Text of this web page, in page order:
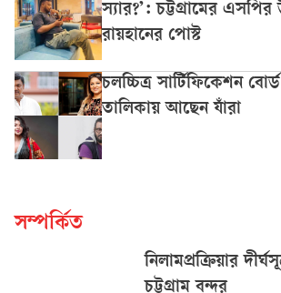
স্যার?’: চট্টগ্রামের এসপির
রায়হানের পোস্ট
চলচ্চিত্র সার্টিফিকেশন
তালিকায় আছেন যাঁরা
সম্পর্কিত
নিলামপ্রক্রিয়ার
চট্টগ্রাম বন্দর